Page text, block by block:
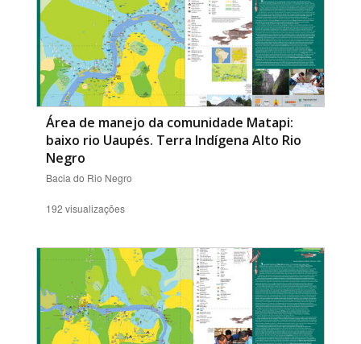
Área de manejo da comunidade Matapi:
baixo rio Uaupés. Terra Indígena Alto Rio
Negro
Bacia do Rio Negro
192 visualizações